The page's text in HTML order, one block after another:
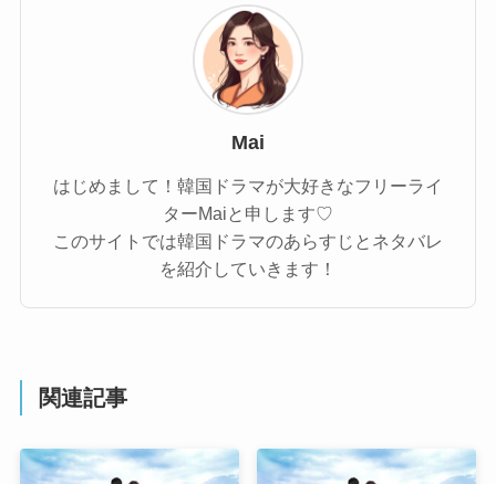
Mai
はじめまして！韓国ドラマが大好きなフリーライ
ターMaiと申します♡
このサイトでは韓国ドラマのあらすじとネタバレ
を紹介していきます！
関連記事